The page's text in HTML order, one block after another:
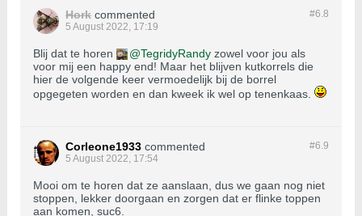
#6.8
Hork commented
5 August 2022, 17:19
Blij dat te horen TegridyRandy zowel voor jou als
voor mij een happy end! Maar het blijven kutkorrels die
hier de volgende keer vermoedelijk bij de borrel
opgegeten worden en dan kweek ik wel op tenenkaas.
#6.9
Corleone1933 commented
5 August 2022, 17:54
Mooi om te horen dat ze aanslaan, dus we gaan nog niet
stoppen, lekker doorgaan en zorgen dat er flinke toppen
aan komen, suc6.